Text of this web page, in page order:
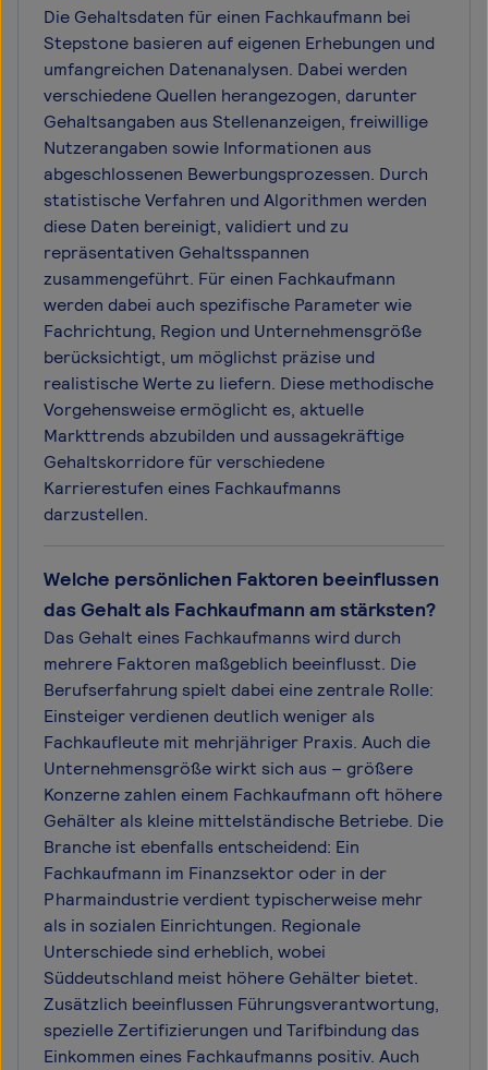
Die Gehaltsdaten für einen Fachkaufmann bei
Stepstone basieren auf eigenen Erhebungen und
umfangreichen Datenanalysen. Dabei werden
verschiedene Quellen herangezogen, darunter
Gehaltsangaben aus Stellenanzeigen, freiwillige
Nutzerangaben sowie Informationen aus
abgeschlossenen Bewerbungsprozessen. Durch
statistische Verfahren und Algorithmen werden
diese Daten bereinigt, validiert und zu
repräsentativen Gehaltsspannen
zusammengeführt. Für einen Fachkaufmann
werden dabei auch spezifische Parameter wie
Fachrichtung, Region und Unternehmensgröße
berücksichtigt, um möglichst präzise und
realistische Werte zu liefern. Diese methodische
Vorgehensweise ermöglicht es, aktuelle
Markttrends abzubilden und aussagekräftige
Gehaltskorridore für verschiedene
Karrierestufen eines Fachkaufmanns
darzustellen.
Welche persönlichen Faktoren beeinflussen
das Gehalt als Fachkaufmann am stärksten?
Das Gehalt eines Fachkaufmanns wird durch
mehrere Faktoren maßgeblich beeinflusst. Die
Berufserfahrung spielt dabei eine zentrale Rolle:
Einsteiger verdienen deutlich weniger als
Fachkaufleute mit mehrjähriger Praxis. Auch die
Unternehmensgröße wirkt sich aus – größere
Konzerne zahlen einem Fachkaufmann oft höhere
Gehälter als kleine mittelständische Betriebe. Die
Branche ist ebenfalls entscheidend: Ein
Fachkaufmann im Finanzsektor oder in der
Pharmaindustrie verdient typischerweise mehr
als in sozialen Einrichtungen. Regionale
Unterschiede sind erheblich, wobei
Süddeutschland meist höhere Gehälter bietet.
Zusätzlich beeinflussen Führungsverantwortung,
spezielle Zertifizierungen und Tarifbindung das
Einkommen eines Fachkaufmanns positiv. Auch